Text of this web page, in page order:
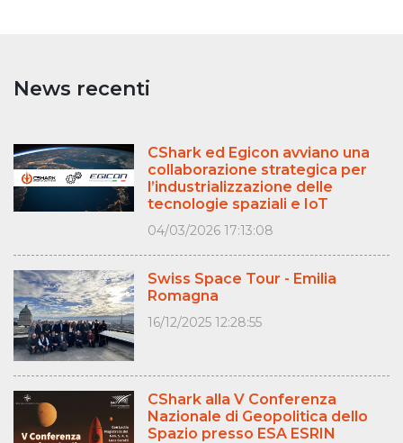
News recenti
CShark ed Egicon avviano una
collaborazione strategica per
l’industrializzazione delle
tecnologie spaziali e IoT
04/03/2026 17:13:08
Swiss Space Tour - Emilia
Romagna
16/12/2025 12:28:55
CShark alla V Conferenza
Nazionale di Geopolitica dello
Spazio presso ESA ESRIN